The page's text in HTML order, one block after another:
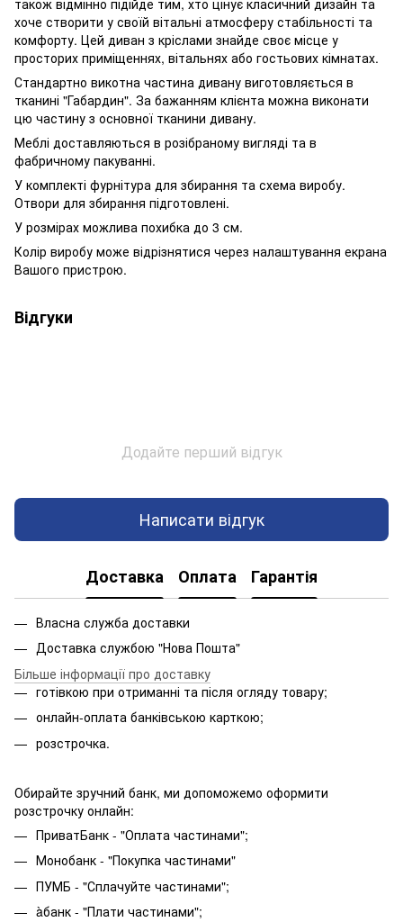
хоче створити у своїй вітальні атмосферу стабільності та
комфорту. Цей диван з кріслами знайде своє місце у
просторих приміщеннях, вітальнях або гостьових кімнатах.
Стандартно викотна частина дивану виготовляється в
тканині "Габардин". За бажанням клієнта можна виконати
цю частину з основної тканини дивану.
Меблі доставляються в розібраному вигляді та в
фабричному пакуванні.
У комплекті фурнітура для збирання та схема виробу.
Отвори для збирання підготовлені.
У розмірах можлива похибка до 3 см.
Колір виробу може відрізнятися через налаштування екрана
Вашого пристрою.
Відгуки
Додайте перший відгук
Написати відгук
Доставка Оплата Гарантія
Власна служба доставки
Доставка службою "Нова Пошта"
Більше інформації про доставку
готівкою при отриманні та після огляду товару;
онлайн-оплата банківською карткою;
розстрочка.
Обирайте зручний банк, ми допоможемо оформити
розстрочку онлайн:
ПриватБанк - "Оплата частинами";
Монобанк - "Покупка частинами"
ПУМБ - "Сплачуйте частинами";
àбанк - "Плати частинами";